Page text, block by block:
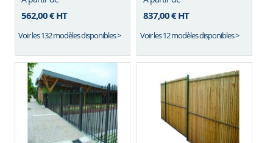
562,00 €HT
Voir les 132 modèles disponibles >
837,00 €HT
Voir les 12 modèles disponibles >